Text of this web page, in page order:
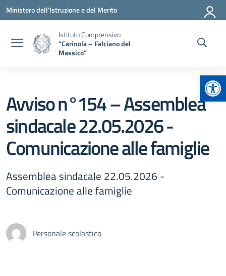
Vai ai contenuti
Vai al menu di navigazione
Vai al footer
Ministero dell'Istruzione e del Merito
Istituto Comprensivo
"Carinola – Falciano del
Massico"
Avviso n°154 – Assemblea
sindacale 22.05.2026 -
Comunicazione alle famiglie
Assemblea sindacale 22.05.2026 -
Comunicazione alle famiglie
Personale scolastico